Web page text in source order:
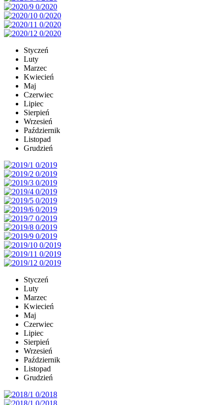
Styczeń
Luty
Marzec
Kwiecień
Maj
Czerwiec
Lipiec
Sierpień
Wrzesień
Październik
Listopad
Grudzień
Styczeń
Luty
Marzec
Kwiecień
Maj
Czerwiec
Lipiec
Sierpień
Wrzesień
Październik
Listopad
Grudzień